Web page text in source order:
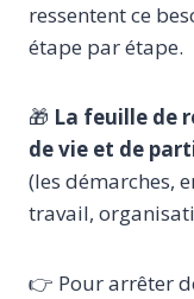
ressentent ce
étape par étape.
🎁 La feuille de
de vie et de
(les démarches,
travail,
👉 Pour arrêter